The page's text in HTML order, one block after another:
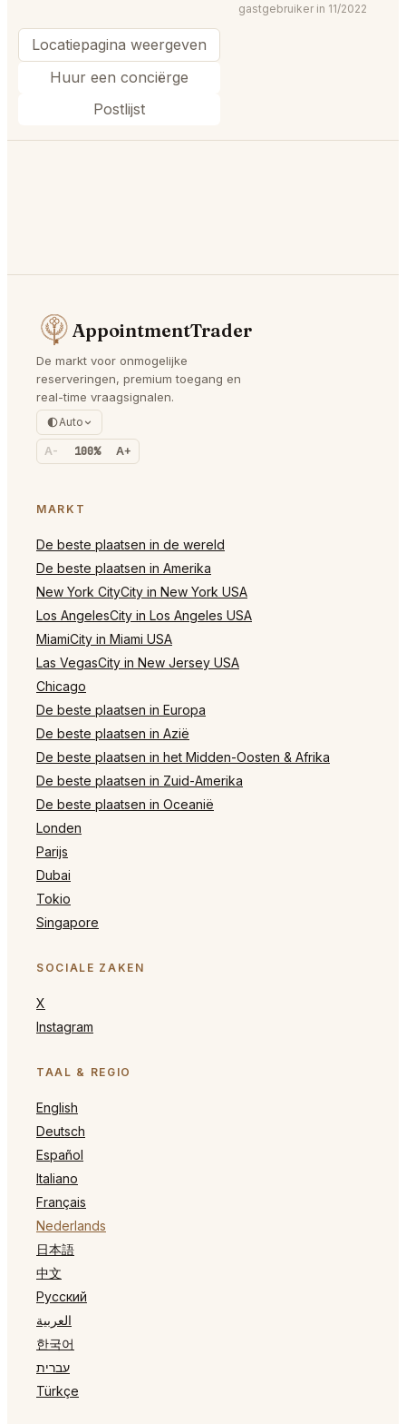
gastgebruiker in 11/2022
Locatiepagina weergeven
Huur een conciërge
Postlijst
AppointmentTrader
De markt voor onmogelijke
reserveringen, premium toegang en
real-time vraagsignalen.
Auto
A- 100% A+
MARKT
De beste plaatsen in de wereld
De beste plaatsen in Amerika
New York CityCity in New York USA
Los AngelesCity in Los Angeles USA
MiamiCity in Miami USA
Las VegasCity in New Jersey USA
Chicago
De beste plaatsen in Europa
De beste plaatsen in Azië
De beste plaatsen in het Midden-Oosten & Afrika
De beste plaatsen in Zuid-Amerika
De beste plaatsen in Oceanië
Londen
Parijs
Dubai
Tokio
Singapore
SOCIALE ZAKEN
X
Instagram
TAAL & REGIO
English
Deutsch
Español
Italiano
Français
Nederlands
日本語
中文
Русский
العربية
한국어
עברית
Türkçe